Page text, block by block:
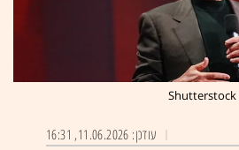
עודכן: 11.06.2026, 16:31